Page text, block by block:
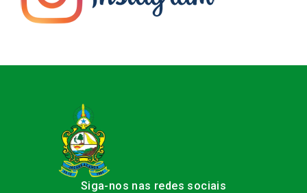
Siga-nos nas redes sociais